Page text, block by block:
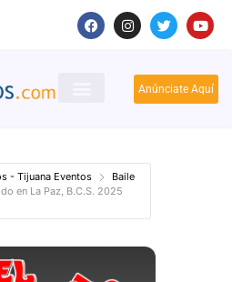
Anúnciate Aquí
- Tijuana Eventos
Baile
en La Paz, B.C.S. 2025